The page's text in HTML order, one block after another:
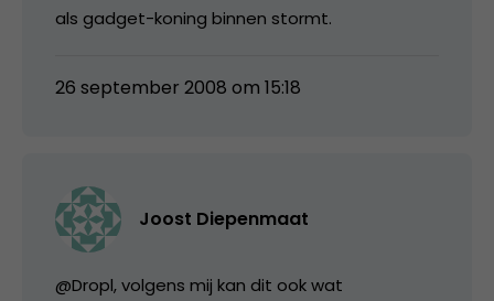
als gadget-koning binnen stormt.
26 september 2008 om 15:18
Joost Diepenmaat
@Dropl, volgens mij kan dit ook wat